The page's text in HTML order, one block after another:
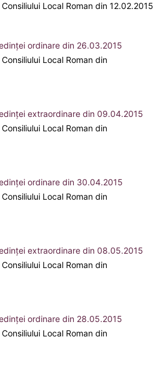
Local Roman din 12.02.2015
ordinare din 26.03.2015
Local Roman din
extraordinare din 09.04.2015
Local Roman din
ordinare din 30.04.2015
Local Roman din
extraordinare din 08.05.2015
Local Roman din
ordinare din 28.05.2015
Local Roman din